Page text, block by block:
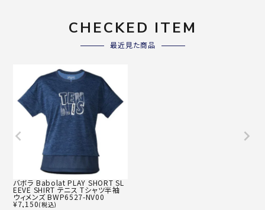
CHECKED ITEM
最近見た商品
バボラ Babolat PLAY SHORT SL
EEVE SHIRT テニス Tシャツ半袖
ウィメンズ BWP6527-NV00
¥7,150(税込)